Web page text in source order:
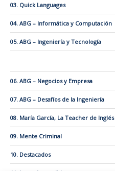
03. Quick Languages
04. ABG – Informática y Computación
05. ABG – Ingeniería y Tecnología
06. ABG – Negocios y Empresa
07. ABG – Desafíos de la Ingeniería
08. María García, La Teacher de Inglés
09. Mente Criminal
10. Destacados